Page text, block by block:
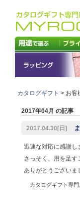
カタログギフト > お客
2017年04月 の記事
2017.04.30[日]
迅速な対応に感謝し
さっそく、用を足す
ありがとうございま
カタログギフト専